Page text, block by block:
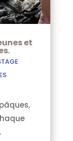
et